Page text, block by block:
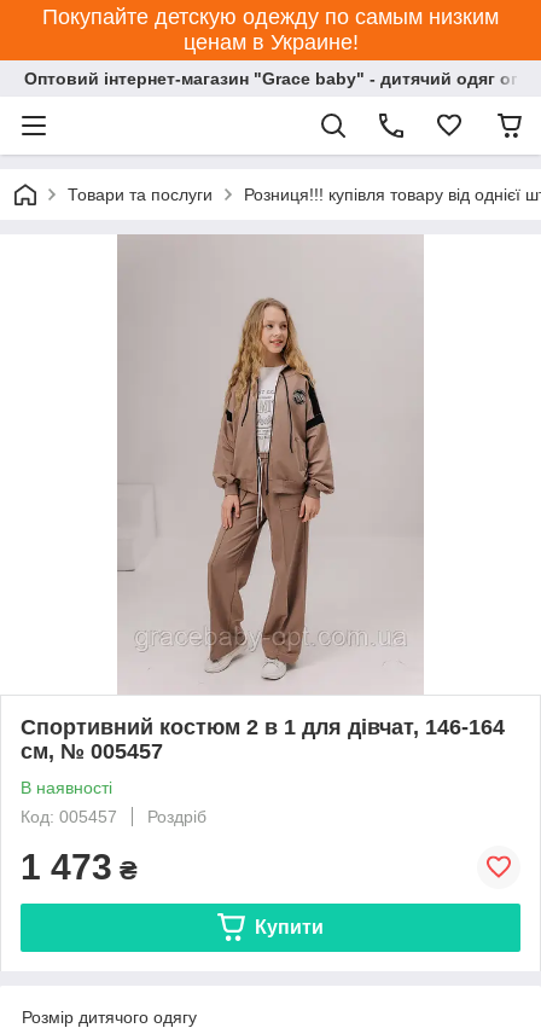
Покупайте детскую одежду по самым низким
ценам в Украине!
Оптовий інтернет-магазин "Grace baby" - дитячий одяг
Товари та послуги Розниця!!! купівля товару від однієї
Спортивний костюм 2 в 1 для дівчат, 146-164
см, № 005457
В наявності
Код: 005457
Роздріб
1 473 ₴
Купити
Розмір дитячого одягу